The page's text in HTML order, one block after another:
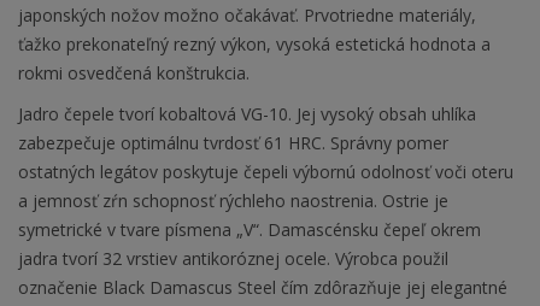
japonských nožov možno očakávať. Prvotriedne materiály,
ťažko prekonateľný rezný výkon, vysoká estetická hodnota a
rokmi osvedčená konštrukcia.
Jadro čepele tvorí kobaltová VG-10. Jej vysoký obsah uhlíka
zabezpečuje optimálnu tvrdosť 61 HRC. Správny pomer
ostatných legátov poskytuje čepeli výbornú odolnosť voči oteru
a jemnosť zŕn schopnosť rýchleho naostrenia. Ostrie je
symetrické v tvare písmena „V“. Damascénsku čepeľ okrem
jadra tvorí 32 vrstiev antikoróznej ocele. Výrobca použil
označenie Black Damascus Steel čím zdôrazňuje jej elegantné